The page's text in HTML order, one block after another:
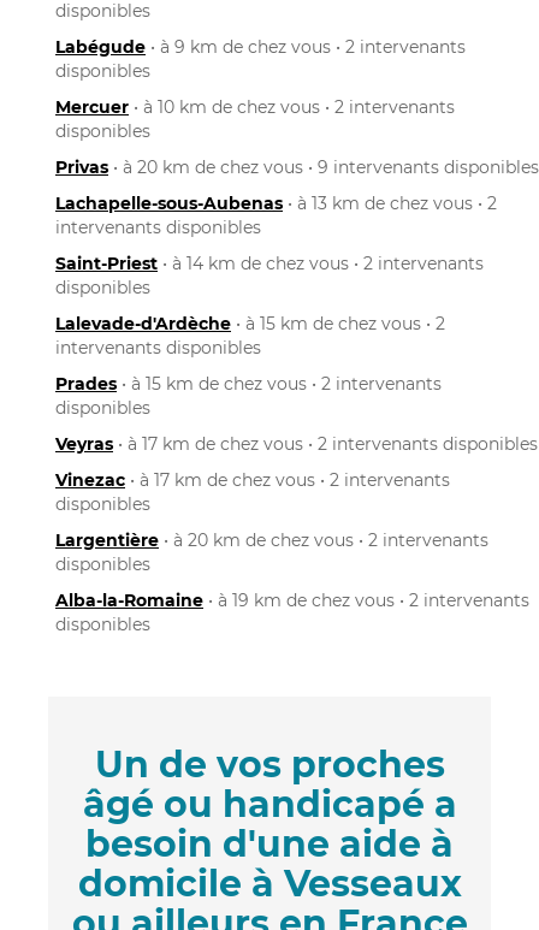
disponibles
Labégude • à 9 km de chez vous • 2 intervenants
disponibles
Mercuer • à 10 km de chez vous • 2 intervenants
disponibles
Privas • à 20 km de chez vous • 9 intervenants disponibles
Lachapelle-sous-Aubenas • à 13 km de chez vous • 2
intervenants disponibles
Saint-Priest • à 14 km de chez vous • 2 intervenants
disponibles
Lalevade-d'Ardèche • à 15 km de chez vous • 2
intervenants disponibles
Prades • à 15 km de chez vous • 2 intervenants
disponibles
Veyras • à 17 km de chez vous • 2 intervenants disponibles
Vinezac • à 17 km de chez vous • 2 intervenants
disponibles
Largentière • à 20 km de chez vous • 2 intervenants
disponibles
Alba-la-Romaine • à 19 km de chez vous • 2 intervenants
disponibles
Un de vos proches
âgé ou handicapé a
besoin d'une aide à
domicile à Vesseaux